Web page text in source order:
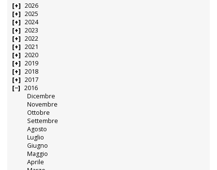
2026
2025
2024
2023
2022
2021
2020
2019
2018
2017
2016
Dicembre
Novembre
Ottobre
Settembre
Agosto
Luglio
Giugno
Maggio
Aprile